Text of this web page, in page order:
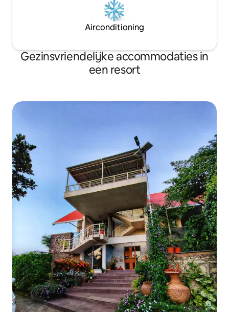
Airconditioning
Gezinsvriendelijke accommodaties in
een resort